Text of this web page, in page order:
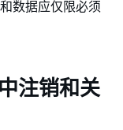
数据应仅限必须
注销和关